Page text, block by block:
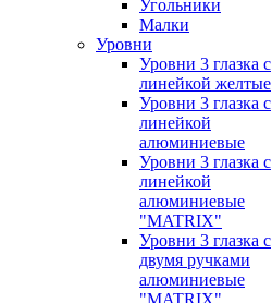
Угольники
Малки
Уровни
Уровни 3 глазка с
линейкой желтые
Уровни 3 глазка с
линейкой
алюминиевые
Уровни 3 глазка с
линейкой
алюминиевые
"MATRIX"
Уровни 3 глазка с
двумя ручками
алюминиевые
"MATRIX"